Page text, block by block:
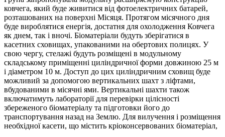
ковчега, який буде живитися від фотоелектричних батарей,
розташованих на поверхні Місяця. Протягом місячного дня
буде вироблятися енергія, достатня для охолодження Ковчега
як днем, так і вночі. Біоматеріали будуть зберігатися в
касетних сховищах, упакованими на обертових полицях. У
свою чергу, стелажі будуть розміщені в модульному
складському приміщенні циліндричної форми довжиною 25 м
і діаметром 10 м. Доступ до цих циліндричним сховищ буде
можливий за допомогою вертикальних шахт з ліфтами,
вбудованими в місячні ями. Вертикальні шахти також
включатимуть лабораторії для перевірки цілісності
збереженого біоматеріалу та підготовки його до
транспортування назад на Землю. Для вилучення і розміщення
необхідної касети, що містить кріоконсервованих біоматеріал,